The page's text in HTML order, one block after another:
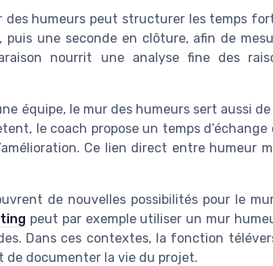
des humeurs peut structurer les temps
puis une seconde en clôture, afin de
nourrit une analyse fine des
équipe, le mur des humeurs sert aussi
le coach propose un temps
Ce lien direct entre humeur
de nouvelles possibilités pour le
peut par exemple utiliser un mur
Dans ces contextes, la fonction
de documenter la vie du projet.